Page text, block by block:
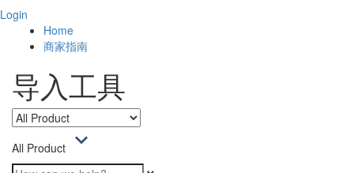
Login
Home
商家指南
导入工具
All Product